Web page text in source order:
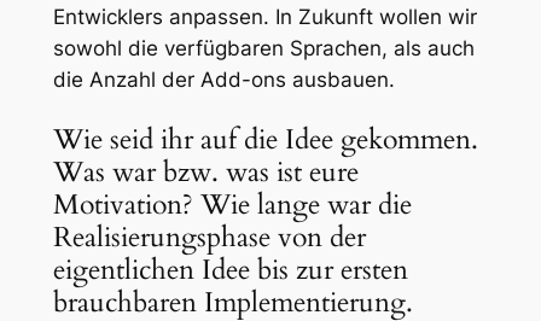
Entwicklers anpassen. In Zukunft wollen wir
sowohl die verfügbaren Sprachen, als auch
die Anzahl der Add-ons ausbauen.
Wie seid ihr auf die Idee gekommen.
Was war bzw. was ist eure
Motivation? Wie lange war die
Realisierungsphase von der
eigentlichen Idee bis zur ersten
brauchbaren Implementierung.